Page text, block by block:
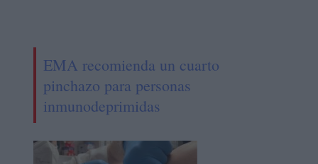
EMA recomienda un cuarto
pinchazo para personas
inmunodeprimidas